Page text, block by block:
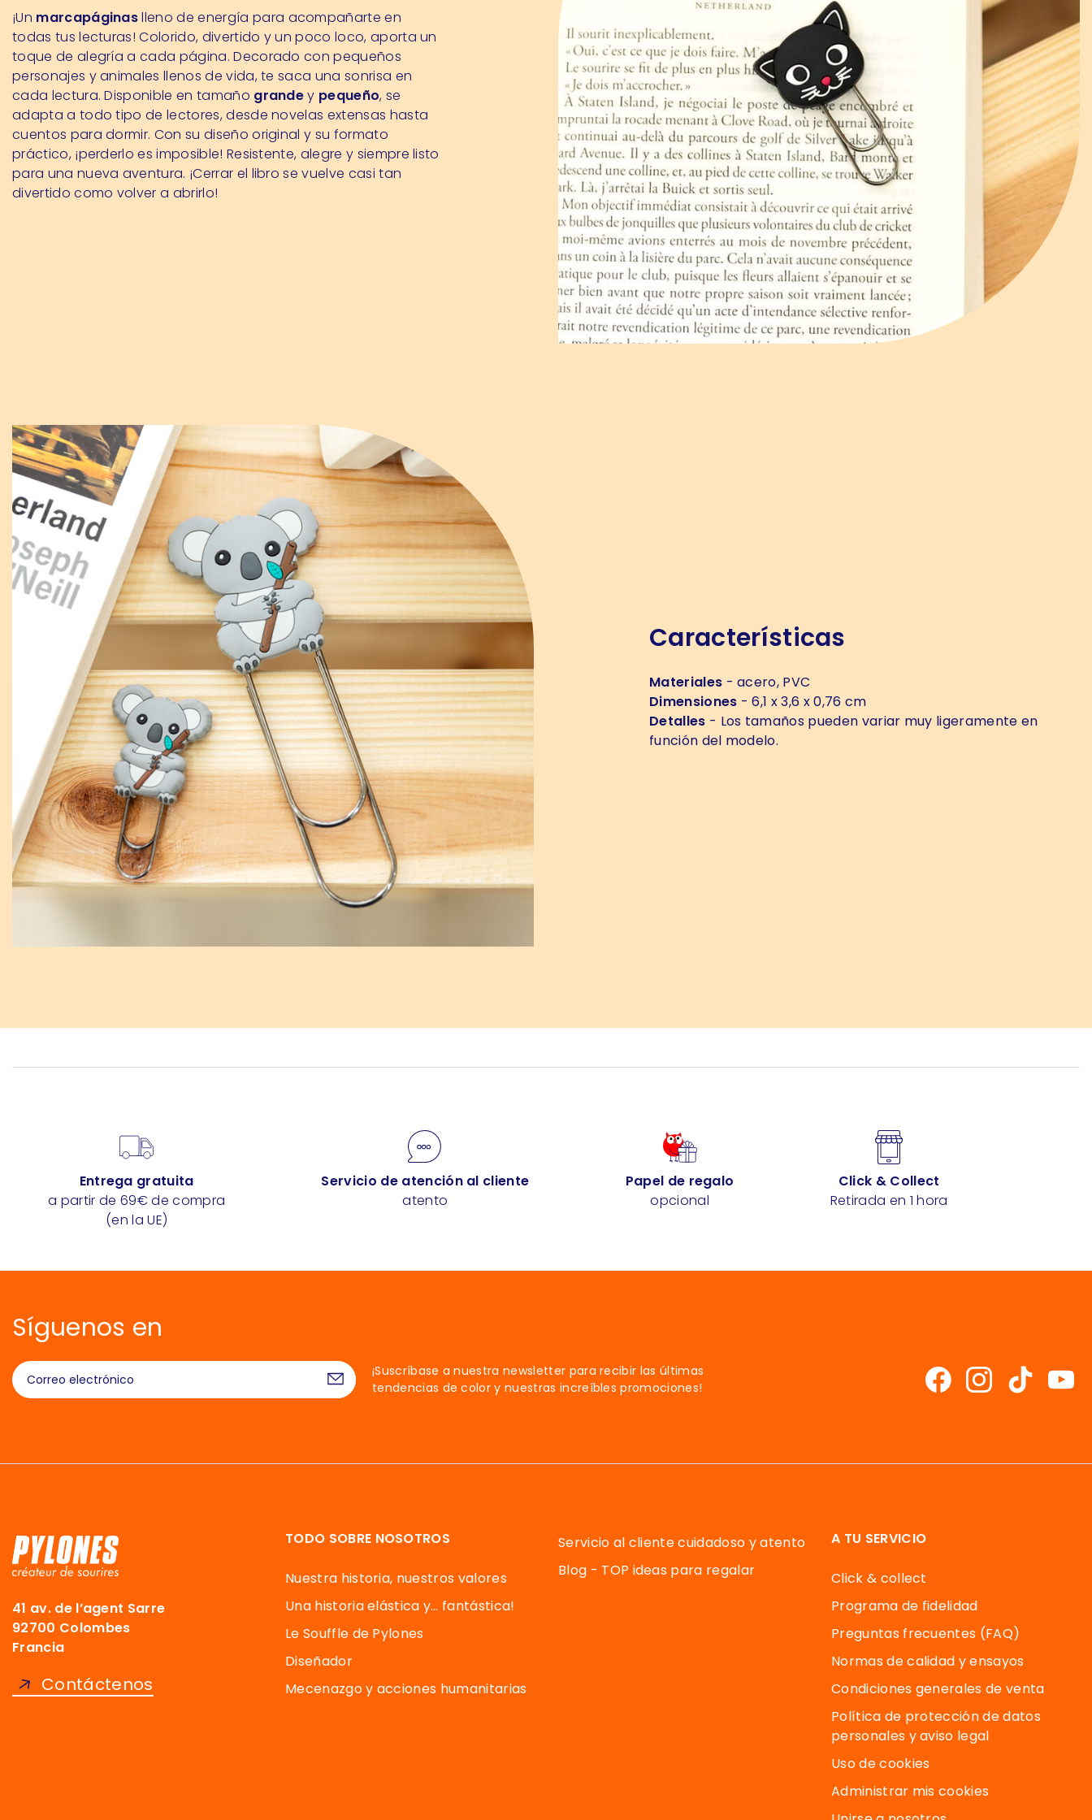
¡Un marcapáginaslleno de energía para acompañarte en
todas tus lecturas! Colorido, divertido y un poco loco, aporta un
toque de alegría a cada página. Decorado con pequeños
personajes y animales llenos de vida, te saca una sonrisa en
cada lectura. Disponible en tamaño grandey pequeño, se
adapta a todo tipo de lectores, desde novelas extensas hasta
cuentos para dormir. Con su diseño original y su formato
práctico, ¡perderlo es imposible! Resistente, alegre y siempre listo
para una nueva aventura. ¡Cerrar el libro se vuelve casi tan
divertido como volver a abrirlo!
Características
Materiales - acero, PVC
Dimensiones - 6,1 x 3,6 x 0,76 cm
Detalles - Los tamaños pueden variar muy ligeramente en
función del modelo.
Entrega gratuita
a partir de 69€ de compra
(en la UE)
Servicio de atención al cliente
atento
Papel de regalo
opcional
Click & Collect
Retirada en 1 hora
Síguenos en
¡Suscríbase a nuestra newsletter para recibir las últimas
tendencias de color y nuestras increíbles promociones!
41 av. de l’agent Sarre
92700 Colombes
Francia
Contáctenos
TODO SOBRE NOSOTROS
Nuestra historia, nuestros valores
Una historia elástica y… fantástica!
Le Souffle de Pylones
Diseñador
Mecenazgo y acciones humanitarias
Servicio al cliente cuidadoso y atento
Blog - TOP ideas para regalar
A TU SERVICIO
Click & collect
Programa de fidelidad
Preguntas frecuentes (FAQ)
Normas de calidad y ensayos
Condiciones generales de venta
Política de protección de datos
personales y aviso legal
Uso de cookies
Administrar mis cookies